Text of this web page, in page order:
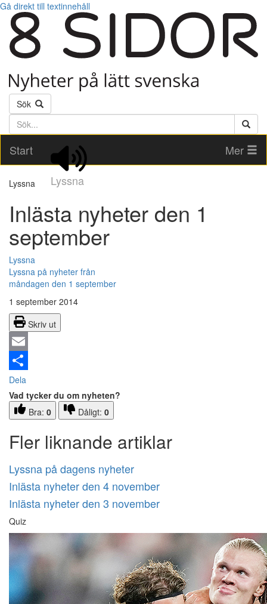
Gå direkt till textinnehåll
Sök
Söktext
Start
Lyssna
Mer
Lyssna
Inlästa nyheter den 1
september
Lyssna
Lyssna på nyheter från
måndagen den 1 september
1 september 2014
Skriv ut
Email
Dela
Vad tycker du om nyheten?
Bra: 0 Dåligt: 0
Fler liknande artiklar
Lyssna på dagens nyheter
Inlästa nyheter den 4 november
Inlästa nyheter den 3 november
Quiz